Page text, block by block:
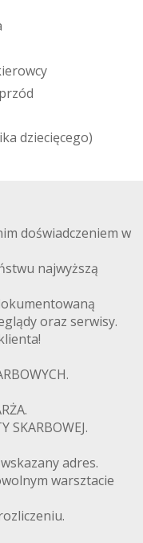
ierowcy
przód
ika dziecięcego)
doświadczeniem w
najwyższą
oraz serwisy.
SKARBOWEJ.
adres.
warsztacie